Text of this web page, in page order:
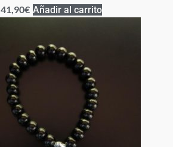
41,90€ Añadir al carrito